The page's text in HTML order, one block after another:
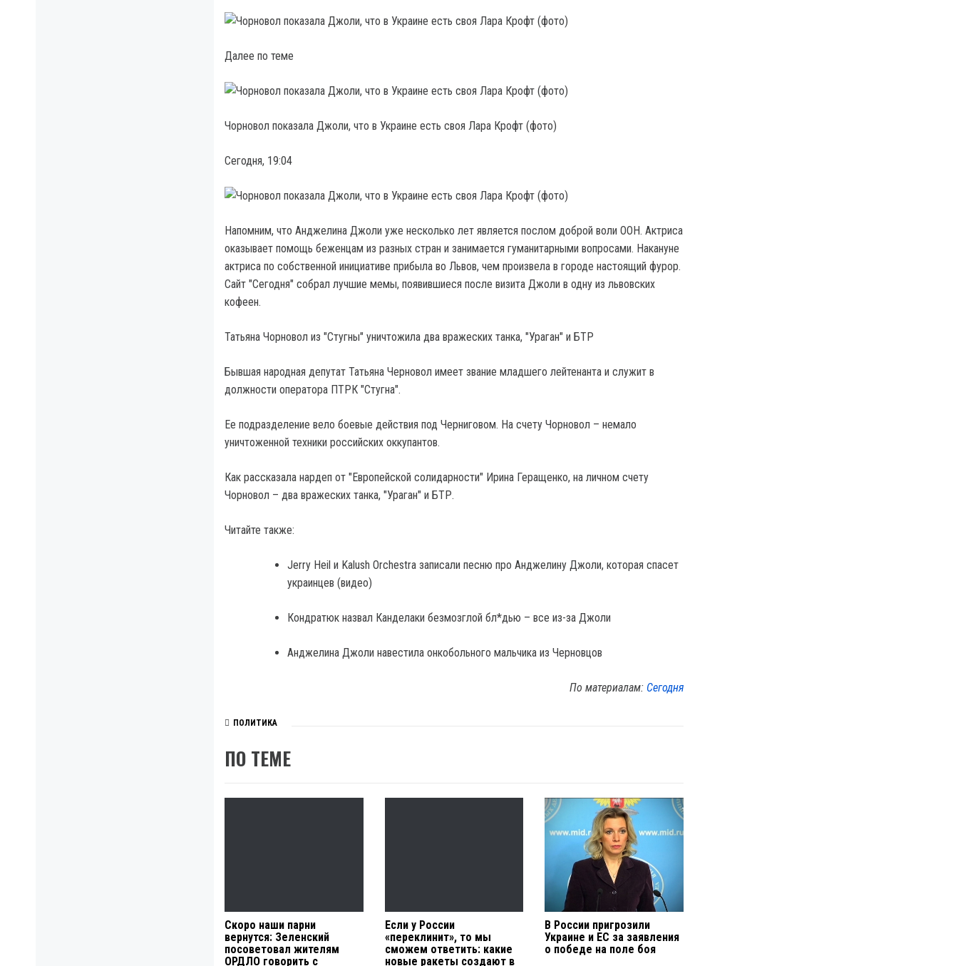
Далее по теме
Чорновол показала Джоли, что в Украине есть своя Лара Крофт (фото)
Сегодня, 19:04
Напомним, что Анджелина Джоли уже несколько лет является послом доброй воли ООН. Актриса
оказывает помощь беженцам из разных стран и занимается гуманитарными вопросами. Накануне
актриса по собственной инициативе прибыла во Львов, чем произвела в городе настоящий фурор.
Сайт "Сегодня" собрал лучшие мемы, появившиеся после визита Джоли в одну из львовских
кофеен.
Татьяна Чорновол из "Стугны" уничтожила два вражеских танка, "Ураган" и БТР
Бывшая народная депутат Татьяна Черновол имеет звание младшего лейтенанта и служит в
должности оператора ПТРК "Стугна".
Ее подразделение вело боевые действия под Черниговом. На счету Чорновол – немало
уничтоженной техники российских оккупантов.
Как рассказала нардеп от "Европейской солидарности" Ирина Геращенко, на личном счету
Чорновол – два вражеских танка, "Ураган" и БТР.
Читайте также:
Jerry Heil и Kalush Orchestra записали песню про Анджелину Джоли, которая спасет
украинцев (видео)
Кондратюк назвал Канделаки безмозглой бл*дью – все из-за Джоли
Анджелина Джоли навестила онкобольного мальчика из Черновцов
По материалам: Сегодня
ПОЛИТИКА
ПО ТЕМЕ
Скоро наши парни
вернутся: Зеленский
посоветовал жителям
ОРДЛО говорить с
Если у России
«переклинит», то мы
сможем ответить: какие
новые ракеты создают в
В России пригрозили
Украине и ЕС за заявления
о победе на поле боя